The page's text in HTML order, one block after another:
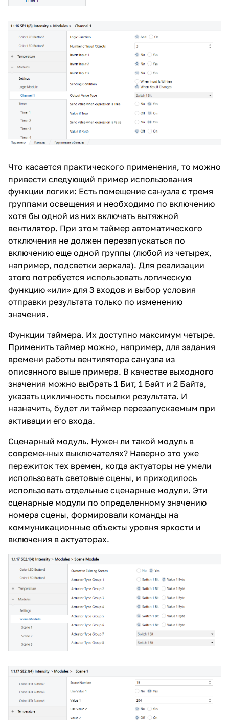
Что касается практического применения, то можно
привести следующий пример использования
функции логики: Есть помещение санузла с тремя
группами освещения и необходимо по включению
хотя бы одной из них включать вытяжной
вентилятор. При этом таймер автоматического
отключения не должен перезапускаться по
включению еще одной группы (любой из четырех,
например, подсветки зеркала). Для реализации
этого потребуется использовать логическую
функцию «или» для 3 входов и выбор условия
отправки результата только по изменению
значения.
Функции таймера. Их доступно максимум четыре.
Применить таймер можно, например, для задания
времени работы вентилятора санузла из
описанного выше примера. В качестве выходного
значения можно выбрать 1 Бит, 1 Байт и 2 Байта,
указать цикличность посылки результата. И
назначить, будет ли таймер перезапускаемым при
активации его входа.
Сценарный модуль. Нужен ли такой модуль в
современных выключателях? Наверно это уже
пережиток тех времен, когда актуаторы не умели
использовать световые сцены, и приходилось
использовать отдельные сценарные модули. Эти
сценарные модули по определенному значению
номера сцены, формировали команды на
коммуникационные объекты уровня яркости и
включения в актуаторах.